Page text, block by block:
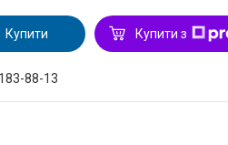
Купити Купити з
88-13